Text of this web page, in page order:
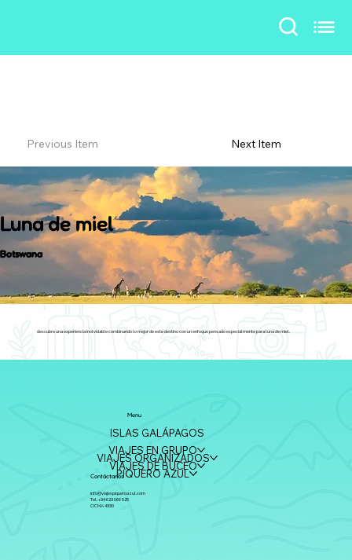
Luna de miel
Botswana
descubre una experiencia inolvidable combinando lo mejor de este destino con un enfoque pensado especialmente para luna de miel.
Previous Item Next Item
Menu
ISLAS GALÁPAGOS
VIAJES EN GRUPO
VIAJES ORGANIZADOS
VIAJES DE BUCEO
PIQUERO AZUL
Contáctanos
info@viajespiqueroazul.com
Tel. +34 623 066 525
CICMA 4330